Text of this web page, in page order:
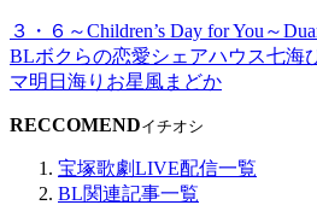
３・６～Children’s Day for You～
BLボクらの恋愛シェアハウス七海
マ明日海りお星風まどか
RECCOMENDイチオシ
宝塚歌劇LIVE配信一覧
BL関連記事一覧